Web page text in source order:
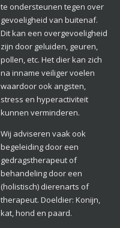
te ondersteunen tegen over
gevoeligheid van buitenaf.
Dit kan een overgevoeligheid
zijn door geluiden, geuren,
pollen, etc. Het dier kan zich
na inname veiliger voelen
waardoor ook angsten,
stress en hyperactiviteit
kunnen verminderen.
Wij adviseren vaak ook
begeleiding door een
gedragstherapeut of
behandeling door een
(holistisch) dierenarts of
therapeut. Doeldier: Konijn,
kat, hond en paard.